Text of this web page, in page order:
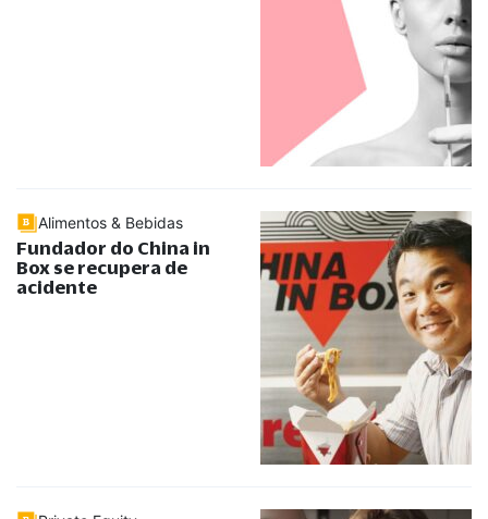
Alimentos & Bebidas
Fundador do China in
Box se recupera de
acidente